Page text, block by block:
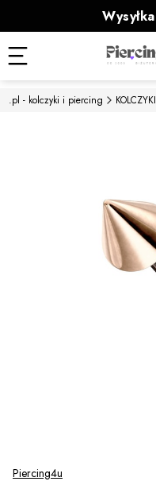
- kolczyki i piercing
Piercing4u